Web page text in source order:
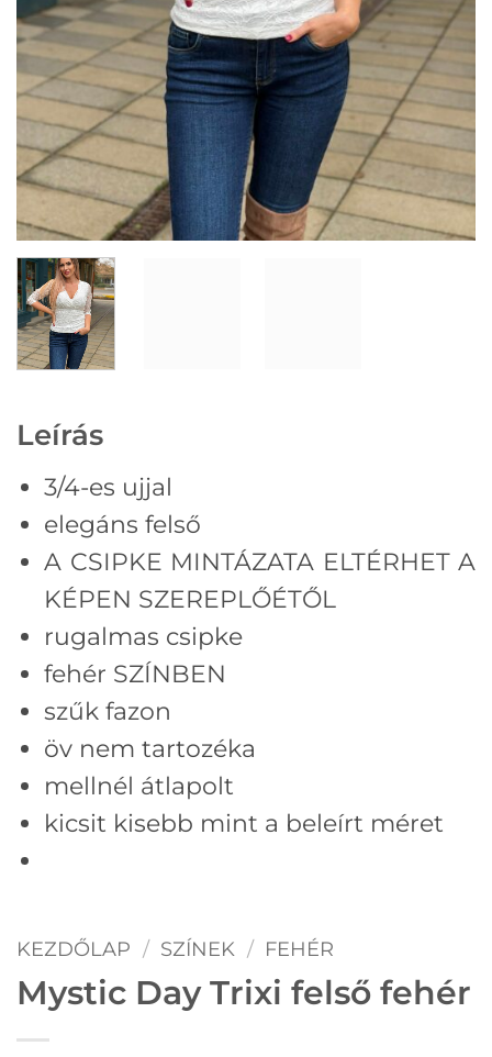
Leírás
3/4-es ujjal
elegáns felső
A CSIPKE MINTÁZATA ELTÉRHET A
KÉPEN SZEREPLŐÉTŐL
rugalmas csipke
fehér SZÍNBEN
szűk fazon
öv nem tartozéka
mellnél átlapolt
kicsit kisebb mint a beleírt méret
KEZDŐLAP / SZÍNEK / FEHÉR
Mystic Day Trixi felső fehér